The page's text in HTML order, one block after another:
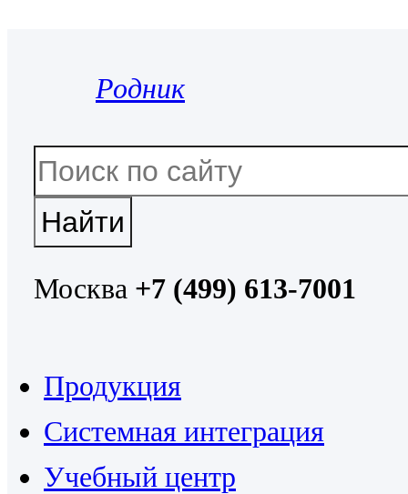
Родник
Москва +7 (499) 613-7001
Продукция
Системная интеграция
Учебный центр